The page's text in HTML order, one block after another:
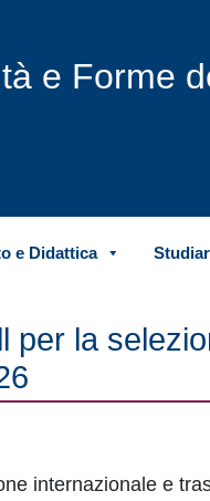
e Forme
e Didattica
per la
internazionale e